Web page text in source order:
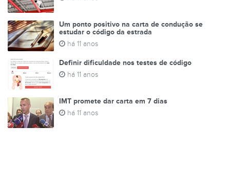
Um ponto positivo na carta de condução se
estudar o código da estrada
há 11 anos
Definir dificuldade nos testes de código
há 11 anos
IMT promete dar carta em 7 dias
há 11 anos